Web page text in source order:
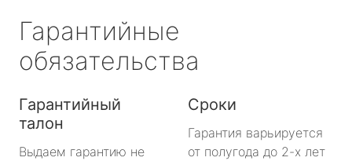
Гарантийные
обязательства
Гарантийный
талон
Выдаем гарантию не
Сроки
Гарантия варьируется
от полугода до 2-х лет